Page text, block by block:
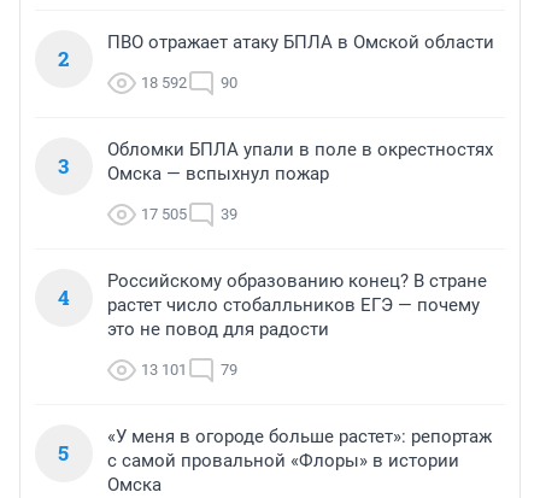
2
ПВО отражает атаку БПЛА в Омской области
18 592 90
3
Обломки БПЛА упали в поле в окрестностях
Омска — вспыхнул пожар
17 505 39
4
Российскому образованию конец? В стране
растет число стобалльников ЕГЭ — почему
это не повод для радости
13 101 79
5
«У меня в огороде больше растет»: репортаж
с самой провальной «Флоры» в истории
Омска